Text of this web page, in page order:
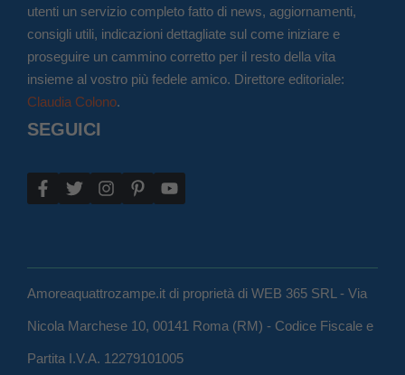
utenti un servizio completo fatto di news, aggiornamenti,
consigli utili, indicazioni dettagliate sul come iniziare e
proseguire un cammino corretto per il resto della vita
insieme al vostro più fedele amico. Direttore editoriale:
Claudia Colono.
SEGUICI
Amoreaquattrozampe.it di proprietà di WEB 365 SRL - Via
Nicola Marchese 10, 00141 Roma (RM) - Codice Fiscale e
Partita I.V.A. 12279101005